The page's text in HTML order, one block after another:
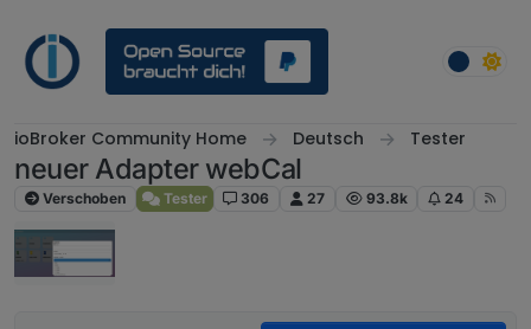
ioBroker Community Home Deutsch Tester
neuer Adapter webCal
Verschoben Tester 306 27 93.8k 24